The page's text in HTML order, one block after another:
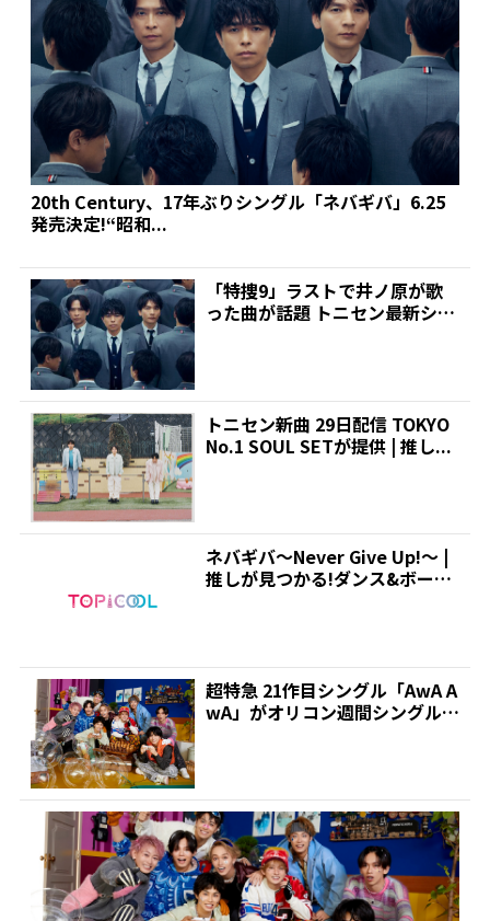
20th Century、17年ぶりシングル「ネバギバ」6.25
発売決定!“昭和...
「特捜9」ラストで井ノ原が歌
った曲が話題 トニセン最新シン
トニセン新曲 29日配信 TOKYO
No.1 SOUL SETが提供 | 推し...
ネバギバ～Never Give Up!～ |
推しが見つかる!ダンス&ボーカ
超特急 21作目シングル「AwA A
wA」がオリコン週間シングルラ